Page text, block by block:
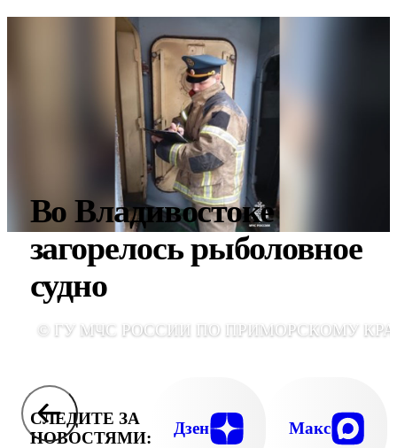
Во Владивостоке
загорелось рыболовное
судно
© ГУ МЧС РОССИИ ПО ПРИМОРСКОМУ
СЛЕДИТЕ ЗА
НОВОСТЯМИ:
Дзен Макс